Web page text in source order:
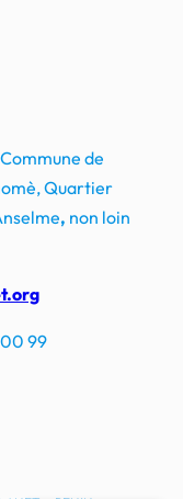
de
Quartier
, non loin
00 99